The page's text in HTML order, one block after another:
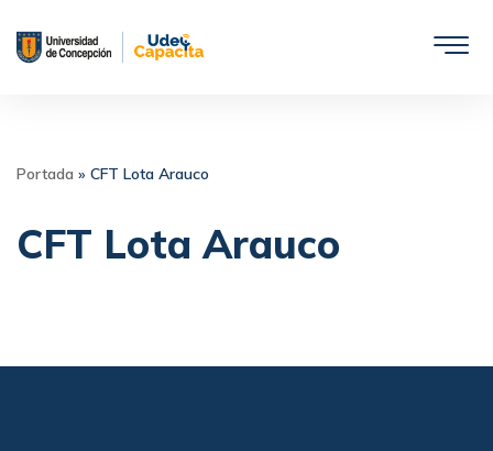
Saltar
Portada » CFT Lota Arauco
CFT Lota Arauco